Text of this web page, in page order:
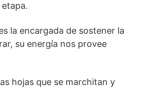
la encargada de sostener la
su energía nos provee
hojas que se marchitan y